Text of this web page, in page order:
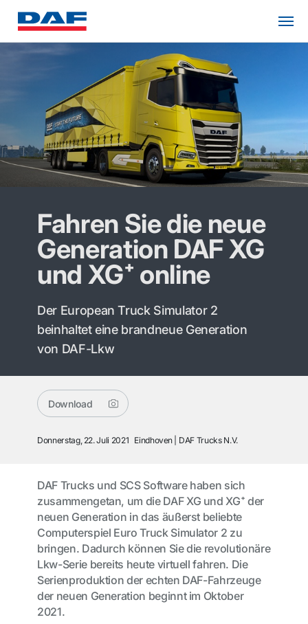
Fahren Sie die neue
Generation DAF XG
und XG⁺ online
Der European Truck Simulator 2
beinhaltet eine brandneue Generation
von DAF-Lkw
Download
Donnerstag, 22. Juli 2021 Eindhoven DAF Trucks N.V.
DAF Trucks und SCS Software haben sich
zusammengetan, um die DAF XG und XG⁺ der
neuen Generation in das äußerst beliebte
Computerspiel Euro Truck Simulator 2 zu
bringen. Dadurch können Sie die revolutionäre
Lkw-Serie bereits heute virtuell fahren. Die
Serienproduktion der echten DAF-Fahrzeuge
der neuen Generation beginnt im Oktober
2021.